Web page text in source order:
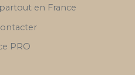
en France
PRO